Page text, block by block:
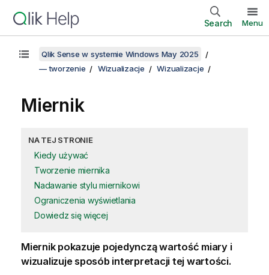
Search Menu
Qlik Sense w systemie Windows May 2025
— tworzenie
Wizualizacje Wizualizacje
Miernik
NA TEJ STRONIE
Kiedy używać
Tworzenie miernika
Nadawanie stylu miernikowi
Ograniczenia wyświetlania
Dowiedz się więcej
Miernik pokazuje pojedynczą wartość miary i
wizualizuje sposób interpretacji tej wartości.